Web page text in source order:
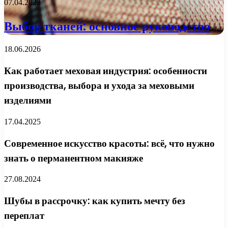
07.04.2023
Выбор тканей: основное руководство
18.06.2026
Как работает меховая индустрия: особенности
производства, выбора и ухода за меховыми
изделиями
17.04.2025
Современное искусство красоты: всё, что нужно
знать о перманентном макияже
27.08.2024
Шубы в рассрочку: как купить мечту без
переплат